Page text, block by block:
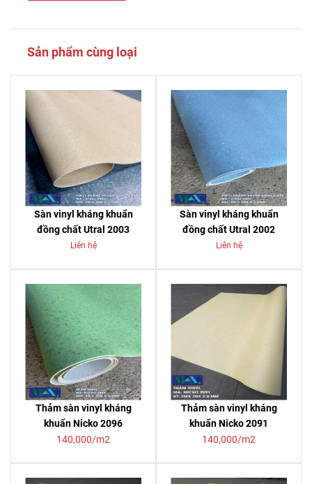
Sản phẩm cùng loại
Sàn vinyl kháng khuẩn
đồng chất Utral 2003
Liên hệ
Sàn vinyl kháng khuẩn
đồng chất Utral 2002
Liên hệ
Thảm sàn vinyl kháng
khuẩn Nicko 2096
140,000/m2
Thảm sàn vinyl kháng
khuẩn Nicko 2091
140,000/m2